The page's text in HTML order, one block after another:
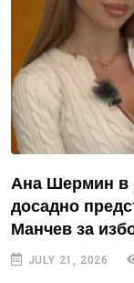
Ана Шермин в
досадно
Манчев за
JULY 21, 2026